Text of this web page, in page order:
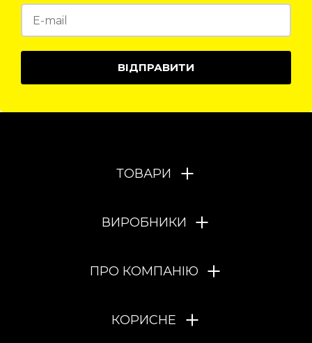
ВІДПРАВИТИ
ТОВАРИ
ВИРОБНИКИ
ПРО КОМПАНІЮ
КОРИСНЕ